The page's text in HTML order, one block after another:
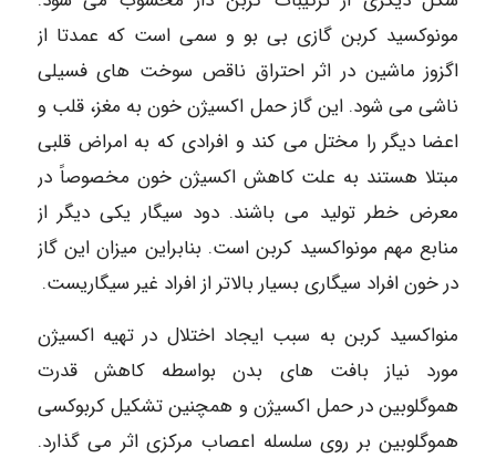
مونوکسید کربن گازی بی بو و سمی است که عمدتا از
اگزوز ماشین در اثر احتراق ناقص سوخت های فسیلی
ناشی می شود. این گاز حمل اکسیژن خون به مغز، قلب و
اعضا دیگر را مختل می کند و افرادی که به امراض قلبی
مبتلا هستند به علت کاهش اکسیژن خون مخصوصاً در
معرض خطر تولید می باشند. دود سیگار یکی دیگر از
منابع مهم مونواکسید کربن است. بنابراین میزان این گاز
در خون افراد سیگاری بسیار بالاتر از افراد غیر سیگاریست.
منواکسید کربن به سبب ایجاد اختلال در تهیه اکسیژن
مورد نیاز بافت های بدن بواسطه کاهش قدرت
هموگلوبین در حمل اکسیژن و همچنین تشکیل کربوکسی
هموگلوبین بر روی سلسله اعصاب مرکزی اثر می گذارد.